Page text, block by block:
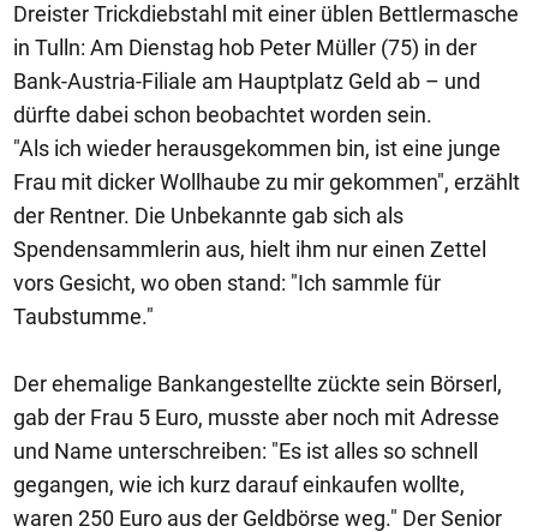
Dreister Trickdiebstahl mit einer üblen Bettlermasche
in Tulln: Am Dienstag hob Peter Müller (75) in der
Bank-Austria-Filiale am Hauptplatz Geld ab – und
dürfte dabei schon beobachtet worden sein.
"Als ich wieder herausgekommen bin, ist eine junge
Frau mit dicker Wollhaube zu mir gekommen", erzählt
der Rentner. Die Unbekannte gab sich als
Spendensammlerin aus, hielt ihm nur einen Zettel
vors Gesicht, wo oben stand: "Ich sammle für
Taubstumme."
Der ehemalige Bankangestellte zückte sein Börserl,
gab der Frau 5 Euro, musste aber noch mit Adresse
und Name unterschreiben: "Es ist alles so schnell
gegangen, wie ich kurz darauf einkaufen wollte,
waren 250 Euro aus der Geldbörse weg." Der Senior